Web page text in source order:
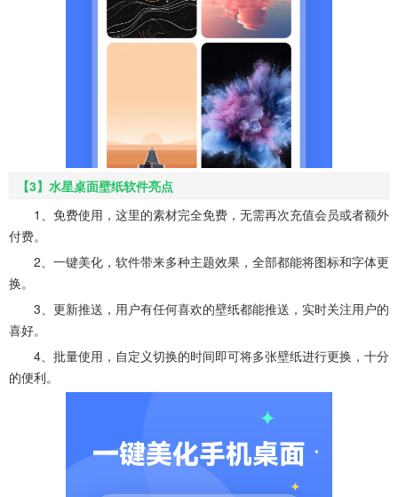
【3】水星桌面壁纸软件亮点
1、免费使用，这里的素材完全免费，无需再次充值会员或者额外
付费。
2、一键美化，软件带来多种主题效果，全部都能将图标和字体更
换。
3、更新推送，用户有任何喜欢的壁纸都能推送，实时关注用户的
喜好。
4、批量使用，自定义切换的时间即可将多张壁纸进行更换，十分
的便利。